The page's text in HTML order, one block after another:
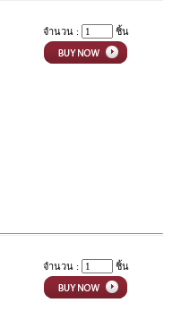
จำนวน : ชิ้น
จำนวน : ชิ้น